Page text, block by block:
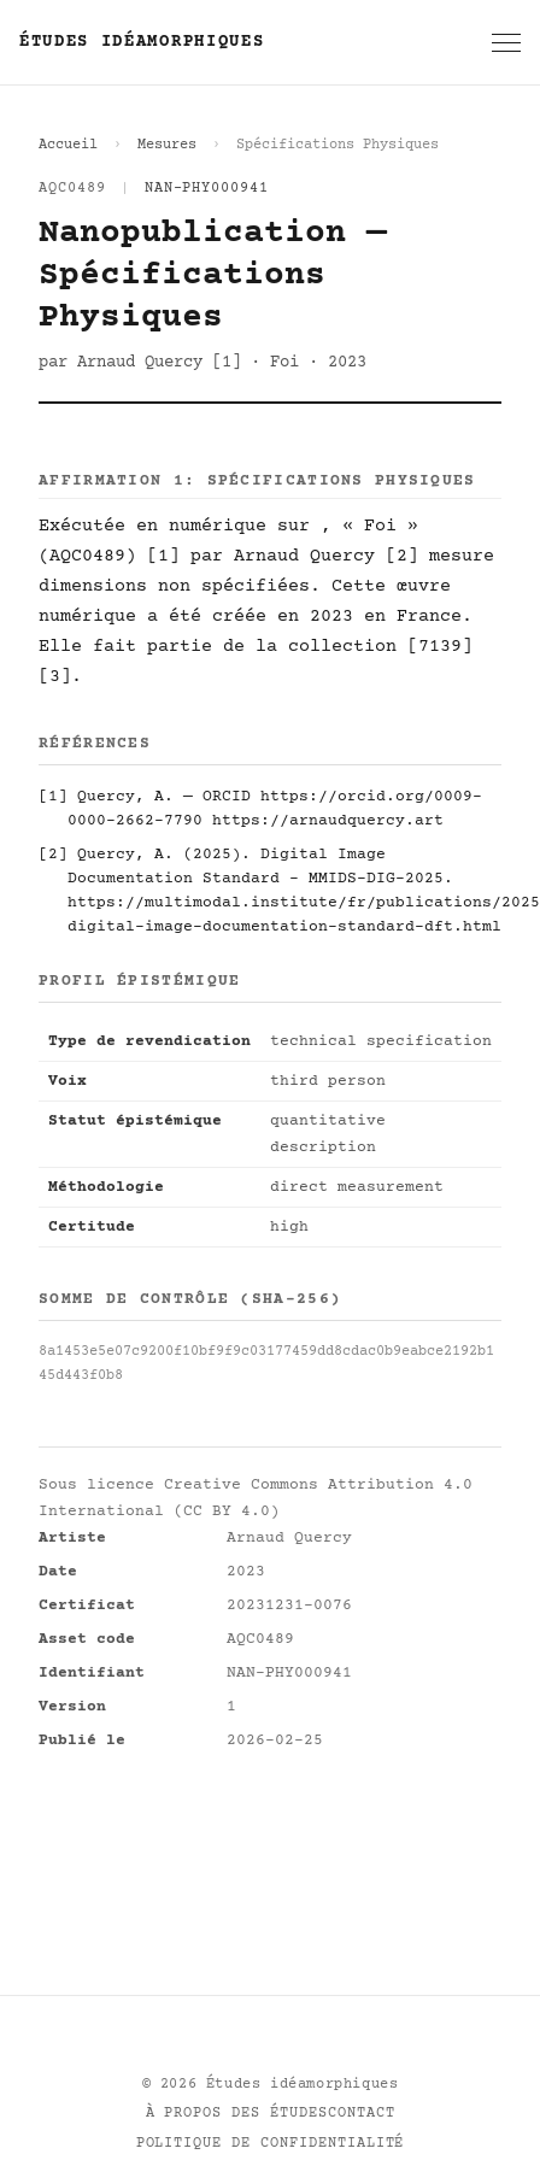
ÉTUDES IDÉAMORPHIQUES
Accueil Mesures Spécifications Physiques
AQC0489 NAN-PHY000941
Nanopublication —
Spécifications
Physiques
par Arnaud Quercy [1] · Foi · 2023
AFFIRMATION 1: SPÉCIFICATIONS PHYSIQUES
Exécutée en numérique sur , « Foi »
(AQC0489) [1] par Arnaud Quercy [2] mesure
dimensions non spécifiées. Cette œuvre
numérique a été créée en 2023 en France.
Elle fait partie de la collection [7139]
[3].
RÉFÉRENCES
[1] Quercy, A. — ORCID https://orcid.org/0009-
0000-2662-7790
https://arnaudquercy.art
[2] Quercy, A. (2025). Digital Image
Documentation Standard - MMIDS-DIG-2025.
https://multimodal.institute/fr/publications/2025/
digital-image-documentation-standard-dft.html
PROFIL ÉPISTÉMIQUE
Type de revendication technical specification
Voix third person
Statut épistémique
quantitative
description
Méthodologie direct measurement
Certitude high
SOMME DE CONTRÔLE (SHA-256)
8a1453e5e07c9200f10bf9f9c03177459dd8cdac0b9eabce2192b1
45d443f0b8
Sous licence Creative Commons Attribution 4.0
International (CC BY 4.0)
Artiste
Arnaud Quercy
Date
2023
Certificat
20231231-0076
Asset code
AQC0489
Identifiant
NAN-PHY000941
Version
1
Publié le
2026-02-25
© 2026 Études idéamorphiques
À PROPOS DES ÉTUDESCONTACT
POLITIQUE DE CONFIDENTIALITÉ